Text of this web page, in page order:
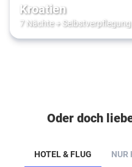
Kroatien
7 Nächte+ Selbstverpflegung
Oder doch
HOTEL & FLUG NUR